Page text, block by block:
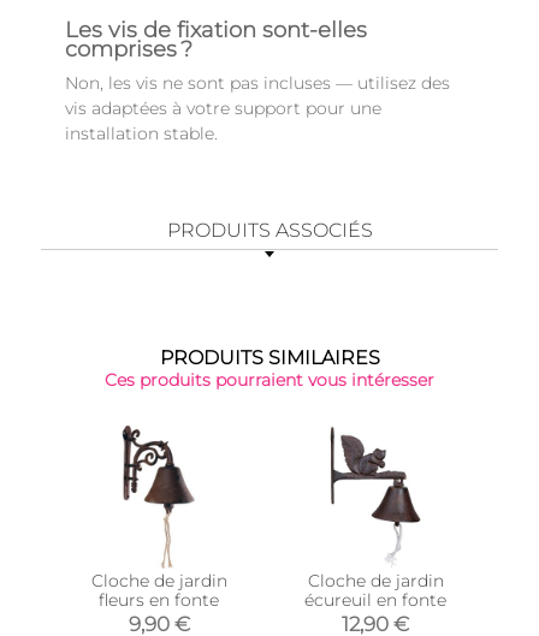
Les vis de fixation sont‑elles
comprises ?
Non, les vis ne sont pas incluses — utilisez des
vis adaptées à votre support pour une
installation stable.
PRODUITS ASSOCIÉS
PRODUITS SIMILAIRES
Ces produits pourraient vous intéresser
Cloche de jardin
fleurs en fonte
9,90 €
Cloche de jardin
écureuil en fonte
12,90 €